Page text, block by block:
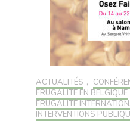
ACTUALITÉS ,
FRUGALITÉ EN BELGIQUE
FRUGALITÉ
INTERVENTIONS